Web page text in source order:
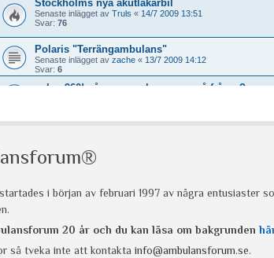
i början av februari 1997 av några entusiaster
20 år och du kan läsa om bakgrunden
så tveka inte att kontakta info@ambulansforum.se.